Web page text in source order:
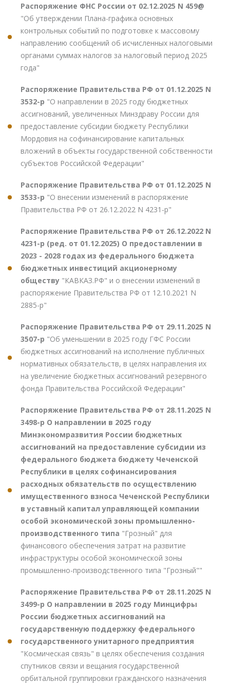
Распоряжение ФНС России от 02.12.2025 N 459@
"Об утверждении Плана-графика основных
контрольных событий по подготовке к массовому
направлению сообщений об исчисленных налоговыми
органами суммах налогов за налоговый период 2025
года"
Распоряжение Правительства РФ от 01.12.2025 N
3532-р "О направлении в 2025 году бюджетных
ассигнований, увеличенных Минздраву России для
предоставление субсидии бюджету Республики
Мордовия на софинансирование капитальных
вложений в объекты государственной собственности
субъектов Российской Федерации"
Распоряжение Правительства РФ от 01.12.2025 N
3533-р "О внесении изменений в распоряжение
Правительства РФ от 26.12.2022 N 4231-р"
Распоряжение Правительства РФ от 26.12.2022 N
4231-р (ред. от 01.12.2025) О предоставлении в
2023 - 2028 годах из федерального бюджета
бюджетных инвестиций акционерному
обществу "КАВКАЗ.РФ" и о внесении изменений в
распоряжение Правительства РФ от 12.10.2021 N
2885-р"
Распоряжение Правительства РФ от 29.11.2025 N
3507-р "Об уменьшении в 2025 году ГФС России
бюджетных ассигнований на исполнение публичных
нормативных обязательств, в целях направления их
на увеличение бюджетных ассигнований резервного
фонда Правительства Российской Федерации"
Распоряжение Правительства РФ от 28.11.2025 N
3498-р О направлении в 2025 году
Минэкономразвития России бюджетных
ассигнований на предоставление субсидии из
федерального бюджета бюджету Чеченской
Республики в целях софинансирования
расходных обязательств по осуществлению
имущественного взноса Чеченской Республики
в уставный капитал управляющей компании
особой экономической зоны промышленно-
производственного типа "Грозный" для
финансового обеспечения затрат на развитие
инфраструктуры особой экономической зоны
промышленно-производственного типа "Грозный""
Распоряжение Правительства РФ от 28.11.2025 N
3499-р О направлении в 2025 году Минцифры
России бюджетных ассигнований на
государственную поддержку федерального
государственного унитарного предприятия
"Космическая связь" в целях обеспечения создания
спутников связи и вещания государственной
орбитальной группировки гражданского назначения